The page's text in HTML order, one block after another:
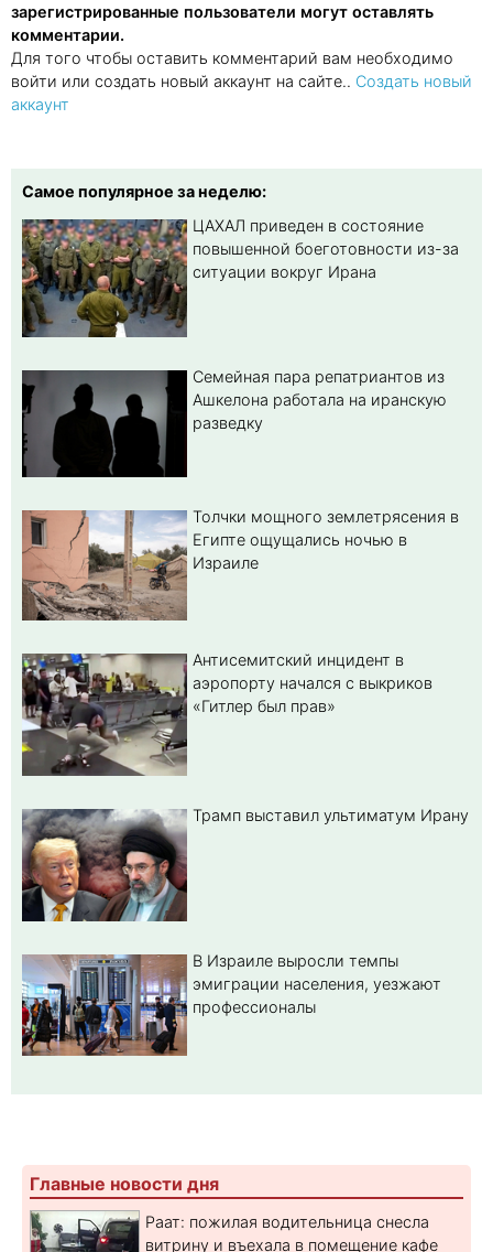
зарегистрированные пользователи могут оставлять
комментарии.
Для того чтобы оставить комментарий вам необходимо
войти или создать новый аккаунт на сайте.. Создать новый
аккаунт
Самое популярное за неделю:
ЦАХАЛ приведен в состояние
повышенной боеготовности из-за
ситуации вокруг Ирана
Семейная пара репатриантов из
Ашкелона работала на иранскую
разведку
Толчки мощного землетрясения в
Египте ощущались ночью в
Израиле
Антисемитский инцидент в
аэропорту начался с выкриков
«Гитлер был прав»
Трамп выставил ультиматум Ирану
В Израиле выросли темпы
эмиграции населения, уезжают
профессионалы
Главные новости дня
Раат: пожилая водительница снесла
витрину и въехала в помещение кафе